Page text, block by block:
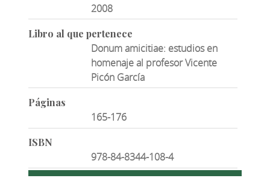
2008
Libro al que pertenece
Donum amicitiae: estudios en
homenaje al profesor Vicente
Picón García
Páginas
165-176
ISBN
978-84-8344-108-4